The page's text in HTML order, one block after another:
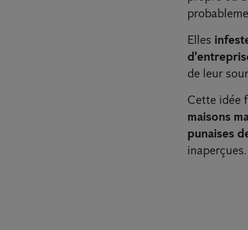
Elles
de leur
Cette idée
maisons
punaises